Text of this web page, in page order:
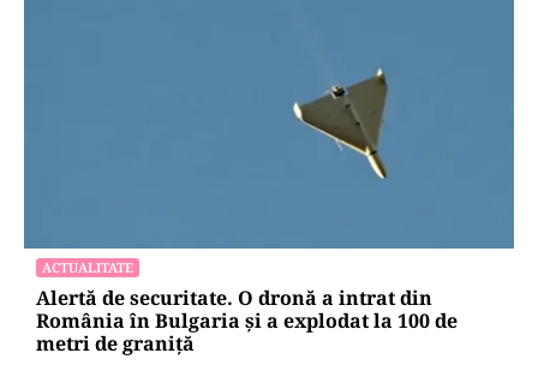
ACTUALITATE
Alertă de securitate. O dronă a intrat din
România în Bulgaria şi a explodat la 100 de
metri de graniţă